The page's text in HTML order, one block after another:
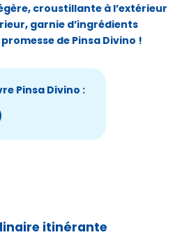
croustillante à l’extérieur
garnie d’ingrédients
de Pinsa Divino !
Pinsa Divino :
itinérante